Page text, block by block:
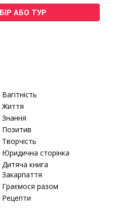
АБО ТУР
Вагітність
Життя
Знання
Позитив
Творчість
Юридична сторінка
Дитяча книга
Закарпаття
Граємося разом
Рецепти